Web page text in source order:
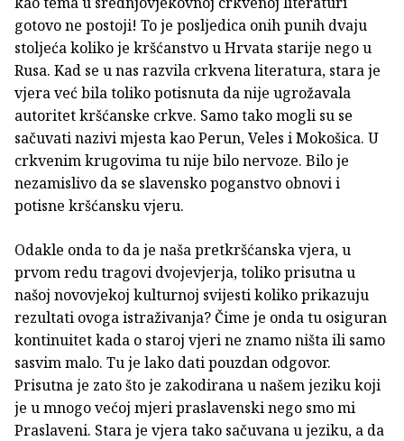
gotovo ne postoji! To je posljedica onih punih dvaju
stoljeća koliko je kršćanstvo u Hrvata starije nego u
Rusa. Kad se u nas razvila crkvena literatura, stara je
vjera već bila toliko potisnuta da nije ugrožavala
autoritet kršćanske crkve. Samo tako mogli su se
sačuvati nazivi mjesta kao Perun, Veles i Mokošica. U
crkvenim krugovima tu nije bilo nervoze. Bilo je
nezamislivo da se slavensko poganstvo obnovi i
potisne kršćansku vjeru.
Odakle onda to da je naša pretkršćanska vjera, u
prvom redu tragovi dvojevjerja, toliko prisutna u
našoj novovjekoj kulturnoj svijesti koliko prikazuju
rezultati ovoga istraživanja? Čime je onda tu osiguran
kontinuitet kada o staroj vjeri ne znamo ništa ili samo
sasvim malo. Tu je lako dati pouzdan odgovor.
Prisutna je zato što je zakodirana u našem jeziku koji
je u mnogo većoj mjeri praslavenski nego smo mi
Praslaveni. Stara je vjera tako sačuvana u jeziku, a da